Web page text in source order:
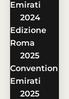
Emirati
2024
Edizione
Roma
2025
Convention
Emirati
2025